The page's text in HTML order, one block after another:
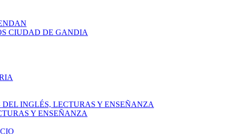
CIUDAD DE GANDIA
INGLÉS, LECTURAS Y ENSEÑANZA
Y ENSEÑANZA